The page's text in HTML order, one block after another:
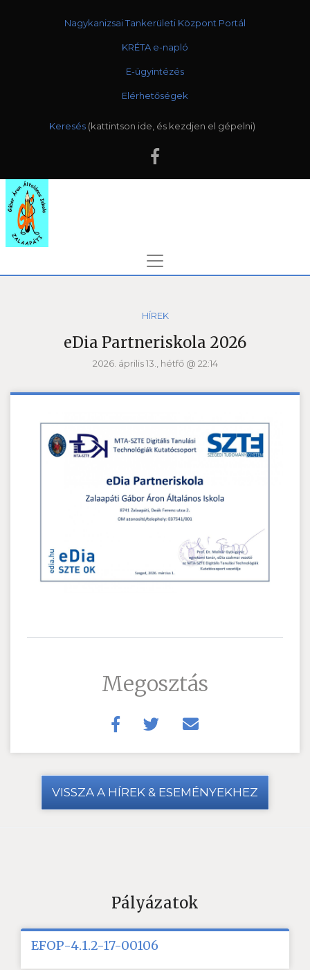
Nagykanizsai Tankerületi Központ Portál
KRÉTA e-napló
E-ügyintézés
Elérhetőségek
Keresés
HÍREK
eDia Partneriskola 2026
2026. április 13., hétfő @ 22:14
Megosztás
VISSZA A HÍREK & ESEMÉNYEKHEZ
Pályázatok
EFOP-4.1.2-17-00106